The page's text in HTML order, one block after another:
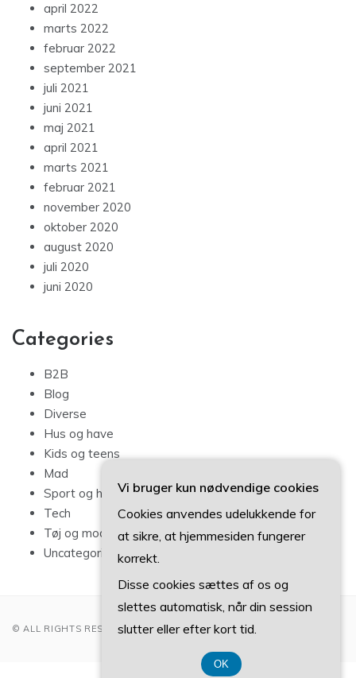
april 2022
marts 2022
februar 2022
september 2021
juli 2021
juni 2021
maj 2021
april 2021
marts 2021
februar 2021
november 2020
oktober 2020
august 2020
juli 2020
juni 2020
Categories
B2B
Blog
Diverse
Hus og have
Kids og teens
Mad
Sport og hobby
Tech
Tøj og mode
Uncategorized
© ALL RIGHTS RESERVED 2022
Vi bruger kun nødvendige cookies
Cookies anvendes udelukkende for
at sikre, at hjemmesiden fungerer
korrekt.
Disse cookies sættes af os og
slettes automatisk, når din session
slutter eller efter kort tid.
OK